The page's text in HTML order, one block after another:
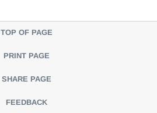
TOP OF PAGE
PRINT PAGE
SHARE PAGE
FEEDBACK